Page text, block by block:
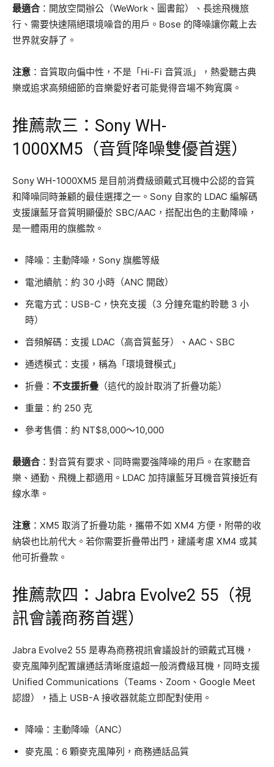
最適合 ：開放空間辦公（WeWork、圖書館）、長途飛機旅
行、需要快速隔絕環境噪音的用戶。Bose 的降噪讓你戴上去
世界就安靜了。
注意 ：音質取向偏中性，不是「Hi-Fi 音質派」，熱愛聽古典
樂或追求高頻細節的音樂愛好者可能覺得音場不夠寬廣。
推薦款三：Sony WH-
1000XM5（音質降噪雙優首選）
Sony WH-1000XM5 是目前消費級頭戴式耳機中公認的音質
和降噪同時兼顧的最佳選擇之一。Sony 自家的 LDAC 編解碼
支援讓藍牙音質明顯優於 SBC/AAC，搭配出色的主動降噪，
是一體兩用的旗艦款。
降噪：主動降噪，Sony 旗艦等級
電池續航：約 30 小時（ANC 開啟）
充電方式：USB-C，快充支援（3 分鐘充電約聆聽 3 小
時）
音頻解碼：支援 LDAC（高音質藍牙）、AAC、SBC
通透模式：支援，稱為「環境聲模式」
折疊： 不支援折疊 （這代的設計取消了折疊功能）
重量：約 250 克
參考售價：約 NT$8,000～10,000
最適合 ：對音質有要求、同時需要強降噪的用戶。在家聽音
樂、通勤、飛機上都適用。LDAC 加持讓藍牙耳機音質接近有
線水準。
注意 ：XM5 取消了折疊功能，攜帶不如 XM4 方便，附帶的收
納袋也比前代大。若你需要折疊帶出門，建議考慮 XM4 或其
他可折疊款。
推薦款四：Jabra Evolve2 55（視
訊會議商務首選）
Jabra Evolve2 55 是專為商務視訊會議設計的頭戴式耳機，
麥克風陣列配置讓通話清晰度遠超一般消費級耳機，同時支援
Unified Communications（Teams、Zoom、Google Meet
認證），插上 USB-A 接收器就能立即配對使用。
降噪：主動降噪（ANC）
麥克風：6 顆麥克風陣列，商務通話品質